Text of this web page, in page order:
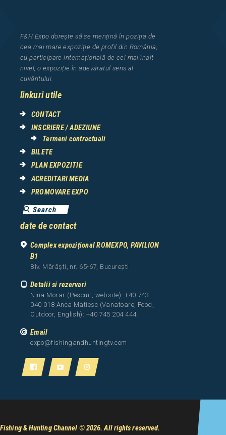
F&H Expo dorește să se mențină în poziția de
cea mai mare expoziție de profil din România,
cu participare internațională de cel maiînalt
nivel, o expoziție în adevăratul sens al
cuvântului.
linkuri utile
CONTACT
INSCRIERE / ADEZIUNE
Termeni contractuali
BILETE
PLAN EXPOZITIE
ACREDITARI MEDIA
PROMOVARE EXPO
date de contact
Complex expozițional ROMEXPO, PAVILION
B1
Blv. Mărăști, nr. 65-67, București
Detalii si rezervari
Nina Morar (Pescuit, website): +40 743
040 018 Anca Matiesc (Vanatoare, Food,
Outdoor, English): +40 745 204 444
Email
expo@fishingandhuntingtv.com
Fishing & Hunting Channel © 2026. All rights reserved.